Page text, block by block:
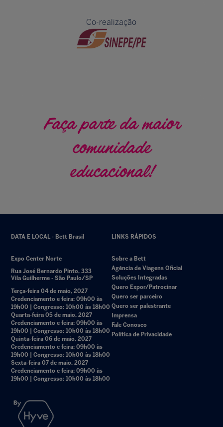
Co-realização
Faça parte da maior
comunidade
educacional!
DATA E LOCAL - Bett Brasil
Expo Center Norte
Rua José Bernardo Pinto, 333
Vila Guilherme - São Paulo/SP
Terça-feira 04 de maio, 2027
Credenciamento e feira: 09h00 às
19h00 | Congresso: 10h00 às 18h00
Quarta-feira 05 de maio, 2027
Credenciamento e feira: 09h00 às
19h00 | Congresso: 10h00 às 18h00
Quinta-feira 06 de maio, 2027
Credenciamento e feira: 09h00 às
19h00 | Congresso: 10h00 às 18h00
Sexta-feira 07 de maio, 2027
Credenciamento e feira: 09h00 às
19h00 | Congresso: 10h00 às 18h00
LINKS RÁPIDOS
Sobre a Bett
Agência de Viagens Oficial
Soluções Integradas
Quero Expor/Patrocinar
Quero ser parceiro
Quero ser palestrante
Imprensa
Fale Conosco
Política de Privacidade